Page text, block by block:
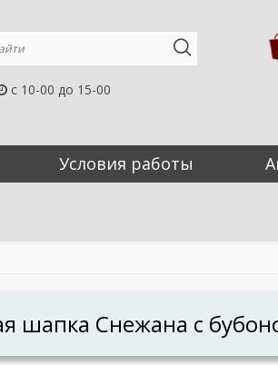
c 10-00 до 15-00
Условия работы
шапка Снежана с